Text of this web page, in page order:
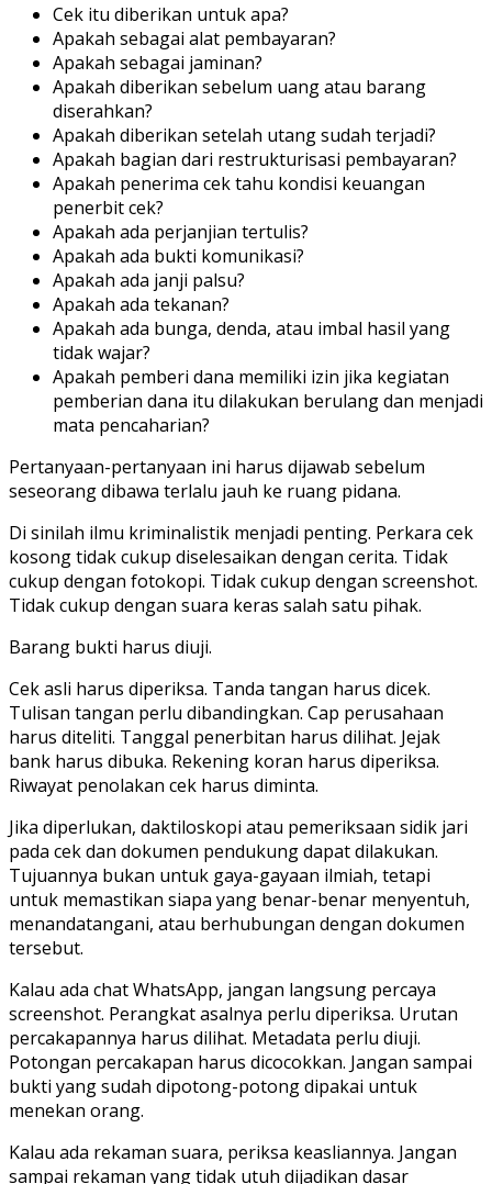
Cek itu diberikan untuk apa?
Apakah sebagai alat pembayaran?
Apakah sebagai jaminan?
Apakah diberikan sebelum uang atau barang
diserahkan?
Apakah diberikan setelah utang sudah terjadi?
Apakah bagian dari restrukturisasi pembayaran?
Apakah penerima cek tahu kondisi keuangan
penerbit cek?
Apakah ada perjanjian tertulis?
Apakah ada bukti komunikasi?
Apakah ada janji palsu?
Apakah ada tekanan?
Apakah ada bunga, denda, atau imbal hasil yang
tidak wajar?
Apakah pemberi dana memiliki izin jika kegiatan
pemberian dana itu dilakukan berulang dan menjadi
mata pencaharian?
Pertanyaan-pertanyaan ini harus dijawab sebelum
seseorang dibawa terlalu jauh ke ruang pidana.
Di sinilah ilmu kriminalistik menjadi penting. Perkara cek
kosong tidak cukup diselesaikan dengan cerita. Tidak
cukup dengan fotokopi. Tidak cukup dengan screenshot.
Tidak cukup dengan suara keras salah satu pihak.
Barang bukti harus diuji.
Cek asli harus diperiksa. Tanda tangan harus dicek.
Tulisan tangan perlu dibandingkan. Cap perusahaan
harus diteliti. Tanggal penerbitan harus dilihat. Jejak
bank harus dibuka. Rekening koran harus diperiksa.
Riwayat penolakan cek harus diminta.
Jika diperlukan, daktiloskopi atau pemeriksaan sidik jari
pada cek dan dokumen pendukung dapat dilakukan.
Tujuannya bukan untuk gaya-gayaan ilmiah, tetapi
untuk memastikan siapa yang benar-benar menyentuh,
menandatangani, atau berhubungan dengan dokumen
tersebut.
Kalau ada chat WhatsApp, jangan langsung percaya
screenshot. Perangkat asalnya perlu diperiksa. Urutan
percakapannya harus dilihat. Metadata perlu diuji.
Potongan percakapan harus dicocokkan. Jangan sampai
bukti yang sudah dipotong-potong dipakai untuk
menekan orang.
Kalau ada rekaman suara, periksa keasliannya. Jangan
sampai rekaman yang tidak utuh dijadikan dasar